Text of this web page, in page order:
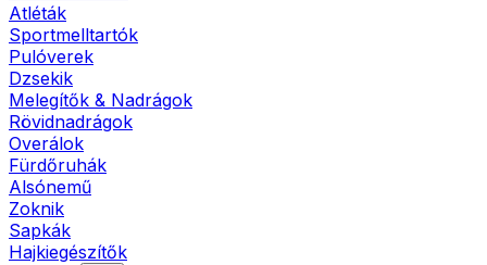
Atléták
Sportmelltartók
Pulóverek
Dzsekik
Melegítők & Nadrágok
Rövidnadrágok
Overálok
Fürdőruhák
Alsónemű
Zoknik
Sapkák
Hajkiegészítők